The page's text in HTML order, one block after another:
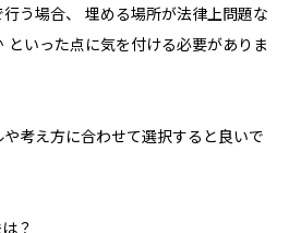
う場合、 埋める場所が法律上問題な
といった点に気を付ける必要がありま
考え方に合わせて選択すると良いで
？